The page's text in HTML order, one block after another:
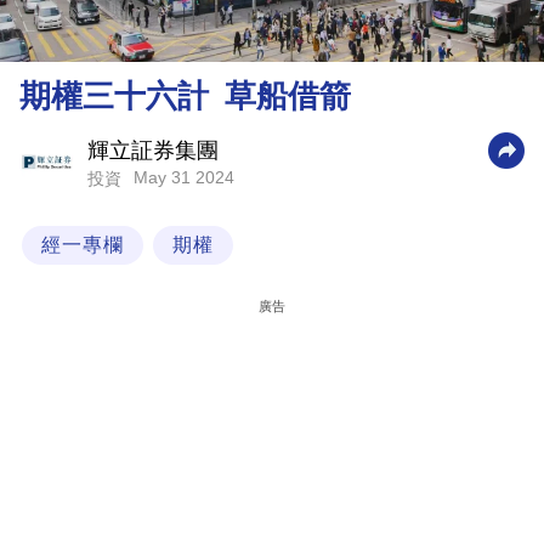
市
理
財
商
業
期權三十六計 草船借箭
輝立証券集團
投資 May 31 2024
經一專欄 期權
廣告